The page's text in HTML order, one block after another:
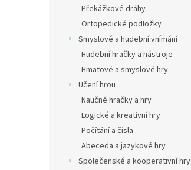
Překážkové dráhy
Ortopedické podložky
Smyslové a hudební vnímání
Hudební hračky a nástroje
Hmatové a smyslové hry
Učení hrou
Naučné hračky a hry
Logické a kreativní hry
Počítání a čísla
Abeceda a jazykové hry
Společenské a kooperativní hry